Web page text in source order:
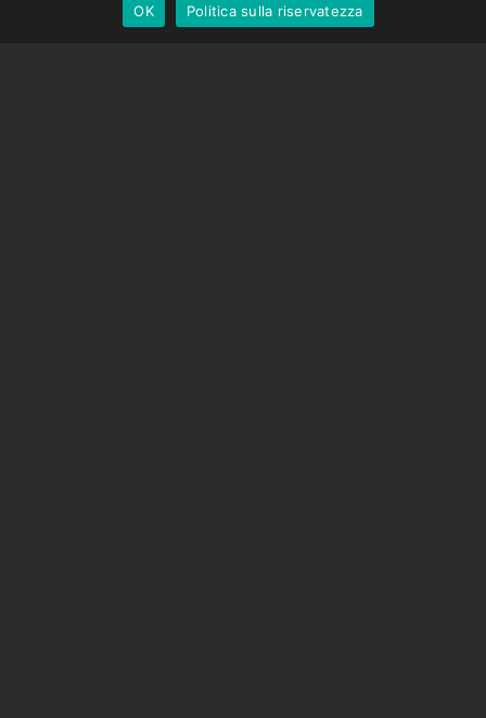
OK
Politica sulla riservatezza
Italian